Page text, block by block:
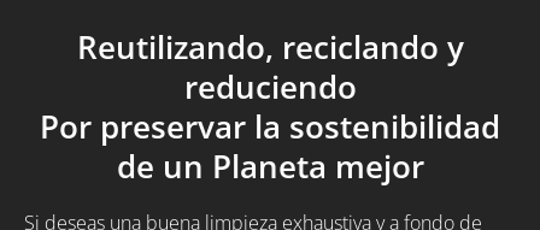
Reutilizando, reciclando y
reduciendo
Por preservar la sostenibilidad
de un Planeta mejor
Si deseas una buena limpieza exhaustiva y a fondo de